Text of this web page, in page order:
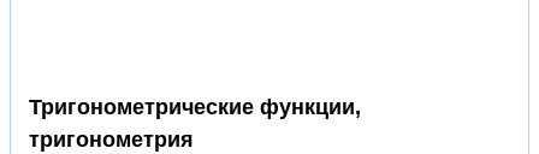
Тригонометрические функции,
тригонометрия